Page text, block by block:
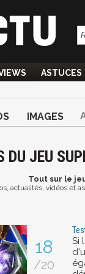
ASTUCES
IMAGES
DU JEU
Tout sur le
actualités, vidéos et
18
/20
Si